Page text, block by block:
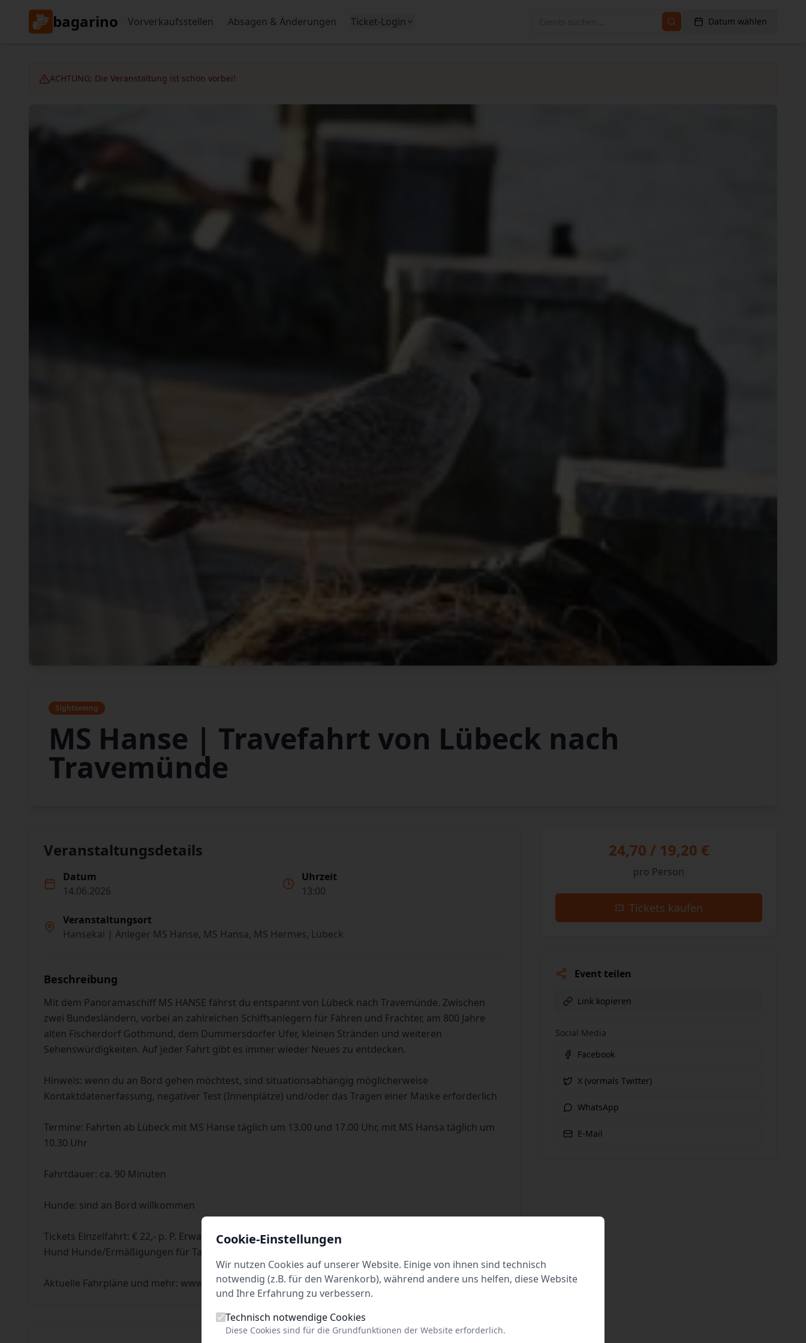
bagarino Vorverkaufsstellen Absagen & Änderungen Ticket-Login Datum wählen
ACHTUNG: Die Veranstaltung ist schon vorbei!
Sightseeing
MS Hanse | Travefahrt von Lübeck nach
Travemünde
Veranstaltungsdetails
Datum
14.06.2026
Uhrzeit
13:00
Veranstaltungsort
Hansekai | Anleger MS Hanse, MS Hansa, MS Hermes, Lübeck
Beschreibung
Mit dem Panoramaschiff MS HANSE fährst du entspannt von Lübeck nach Travemünde. Zwischen
zwei Bundesländern, vorbei an zahlreichen Schiffsanlegern für Fähren und Frachter, am 800 Jahre
alten Fischerdorf Gothmund, dem Dummersdorfer Ufer, kleinen Stränden und weiteren
Sehenswürdigkeiten. Auf jeder Fahrt gibt es immer wieder Neues zu entdecken.
Hinweis: wenn du an Bord gehen möchtest, sind situationsabhängig möglicherweise
Kontaktdatenerfassung, negativer Test (Innenplätze) und/oder das Tragen einer Maske erforderlich
Termine: Fahrten ab Lübeck mit MS Hanse täglich um 13.00 und 17.00 Uhr, mit MS Hansa täglich um
10.30 Uhr
Fahrtdauer: ca. 90 Minuten
Hunde: sind an Bord willkommen
Tickets Einzelfahrt: € 22,- p. P. Erwachsene/€ 17,- p. P. Kinder (4 bis 14 Jahre)/€ 9,- p. Fahrrad/€ 4,- p.
Hund Hunde/Ermäßigungen für Tages-Kombi-Ticket Hin- und Rückfahrt, Familien und Gruppen
Aktuelle Fahrpläne und mehr: www.hanseschifffahrt.de
24,70 / 19,20 €
pro Person
Tickets kaufen
Event teilen
Link kopieren
Social Media
Facebook
X (vormals Twitter)
WhatsApp
E-Mail
Cookie-Einstellungen
Wir nutzen Cookies auf unserer Website. Einige von ihnen sind technisch
notwendig (z.B. für den Warenkorb), während andere uns helfen, diese Website
und Ihre Erfahrung zu verbessern.
Technisch notwendige Cookies
Diese Cookies sind für die Grundfunktionen der Website erforderlich.